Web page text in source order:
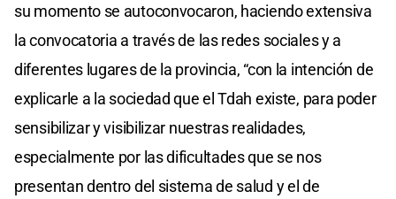
su momento se autoconvocaron, haciendo extensiva
la convocatoria a través de las redes sociales y a
diferentes lugares de la provincia, “con la intención de
explicarle a la sociedad que el Tdah existe, para poder
sensibilizar y visibilizar nuestras realidades,
especialmente por las dificultades que se nos
presentan dentro del sistema de salud y el de